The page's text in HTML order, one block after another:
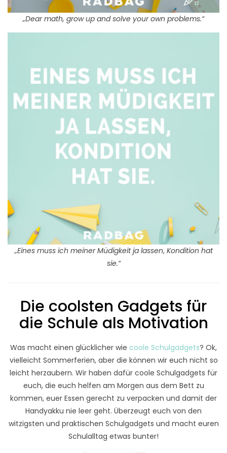
„Dear math, grow up and solve your own problems.“
„Eines muss ich meiner Müdigkeit ja lassen, Kondition hat
sie.“
Die coolsten Gadgets für
die Schule als Motivation
Was macht einen glücklicher wie coole Schulgadgets? Ok,
vielleicht Sommerferien, aber die können wir euch nicht so
leicht herzaubern. Wir haben dafür coole Schulgadgets für
euch, die euch helfen am Morgen aus dem Bett zu
kommen, euer Essen gerecht zu verpacken und damit der
Handyakku nie leer geht. Überzeugt euch von den
witzigsten und praktischen Schulgadgets und macht euren
Schulalltag etwas bunter!